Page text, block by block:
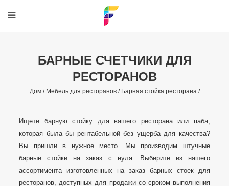
БАРНЫЕ СЧЕТЧИКИ ДЛЯ
РЕСТОРАНОВ
Дом / Мебель для ресторанов / Барная стойка ресторана /
Ищете барную стойку для вашего ресторана или паба,
которая была бы рентабельной без ущерба для качества?
Вы пришли в нужное место. Мы производим штучные
барные стойки на заказ с нуля. Выберите из нашего
ассортимента изготовленных на заказ барных стоек для
ресторанов, доступных для продажи со сроком выполнения